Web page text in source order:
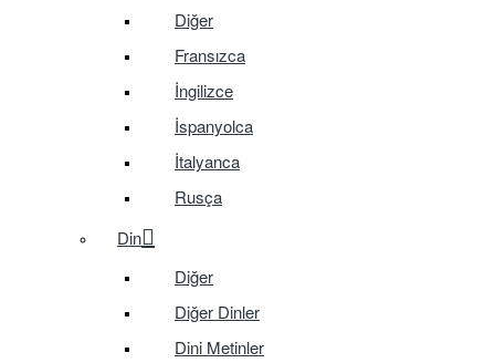
Diğer
Fransızca
İngilizce
İspanyolca
İtalyanca
Rusça
Din
Diğer
Diğer Dinler
Dini Metinler